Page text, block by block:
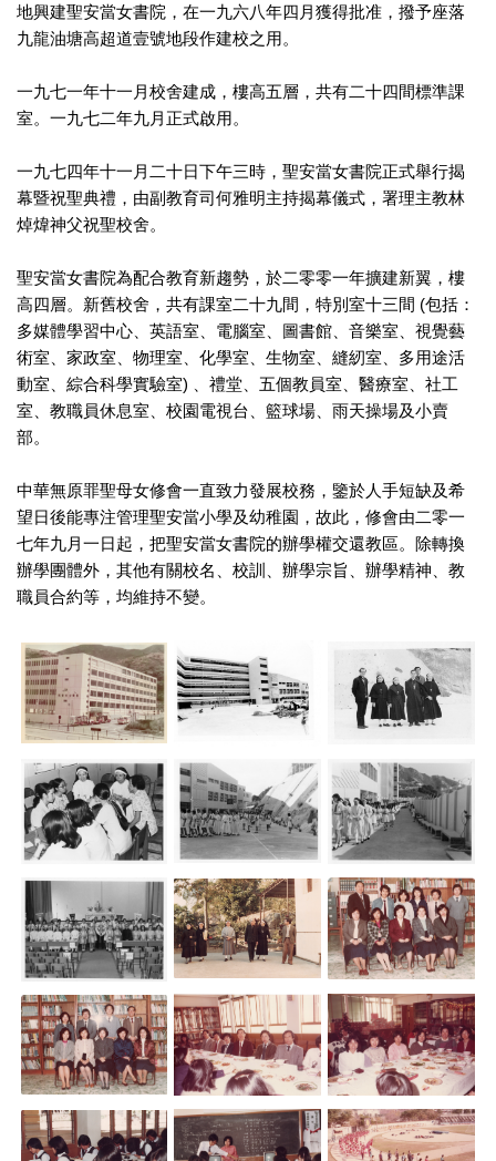
地興建聖安當女書院，在一九六八年四月獲得批准，撥予座落
九龍油塘高超道壹號地段作建校之用。
一九七一年十一月校舍建成，樓高五層，共有二十四間標準課
室。一九七二年九月正式啟用。
一九七四年十一月二十日下午三時，聖安當女書院正式舉行揭
幕暨祝聖典禮，由副教育司何雅明主持揭幕儀式，署理主教林
焯煒神父祝聖校舍。
聖安當女書院為配合教育新趨勢，於二零零一年擴建新翼，樓
高四層。新舊校舍，共有課室二十九間，特別室十三間 (包括：
多媒體學習中心、英語室、電腦室、圖書館、音樂室、視覺藝
術室、家政室、物理室、化學室、生物室、縫紉室、多用途活
動室、綜合科學實驗室) 、禮堂、五個教員室、醫療室、社工
室、教職員休息室、校園電視台、籃球場、雨天操場及小賣
部。
中華無原罪聖母女修會一直致力發展校務，鑒於人手短缺及希
望日後能專注管理聖安當小學及幼稚園，故此，修會由二零一
七年九月一日起，把聖安當女書院的辦學權交還教區。除轉換
辦學團體外，其他有關校名、校訓、辦學宗旨、辦學精神、教
職員合約等，均維持不變。